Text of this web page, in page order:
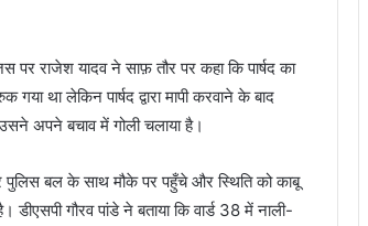
पर राजेश यादव ने साफ़ तौर पर कहा कि पार्षद का
गया था लेकिन पार्षद द्वारा मापी करवाने के बाद
अपने बचाव में गोली चलाया है।
पुलिस बल के साथ मौके पर पहुँचे और स्थिति को काबू
गौरव पांडे ने बताया कि वार्ड 38 में नाली-